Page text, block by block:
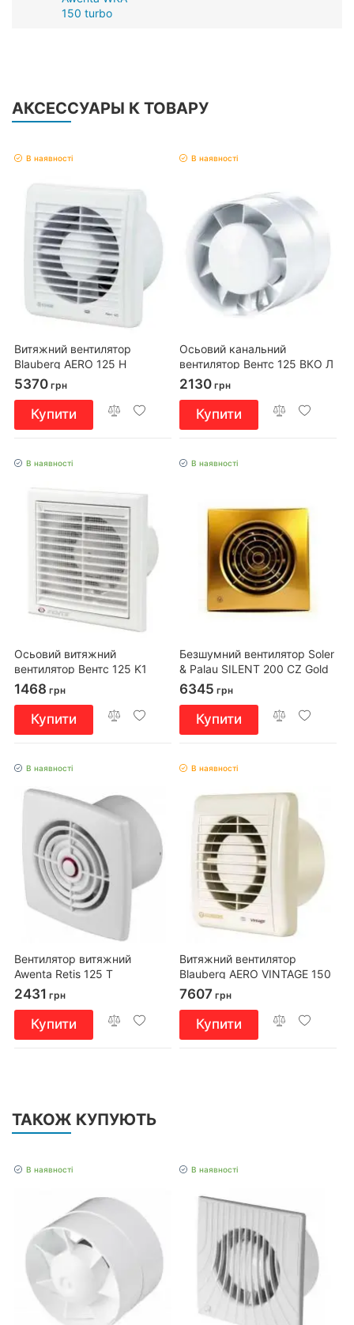
150 turbo
АКСЕССУАРЫ К ТОВАРУ
В наявності
Витяжний вентилятор
Blauberg AERO 125 H
5370 грн
Купити
В наявності
Осьовий канальний
вентилятор Вентс 125 ВКО Л
турбо
2130 грн
Купити
В наявності
Осьовий витяжний
вентилятор Вентс 125 K1
1468 грн
Купити
В наявності
Безшумний вентилятор Soler
& Palau SILENT 200 CZ Gold
6345 грн
Купити
В наявності
Вентилятор витяжний
Awenta Retis 125 T
2431 грн
Купити
В наявності
Витяжний вентилятор
Blauberg AERO VINTAGE 150
H
7607 грн
Купити
ТАКОЖ КУПУЮТЬ
В наявності В наявності